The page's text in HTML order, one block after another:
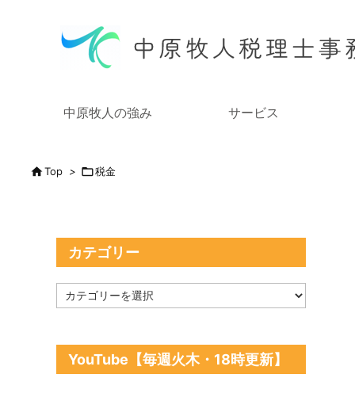
中原牧人の強み サービス
Top > 税金
カテゴリー
テ
ー
YouTube【毎週火木・18時更新】